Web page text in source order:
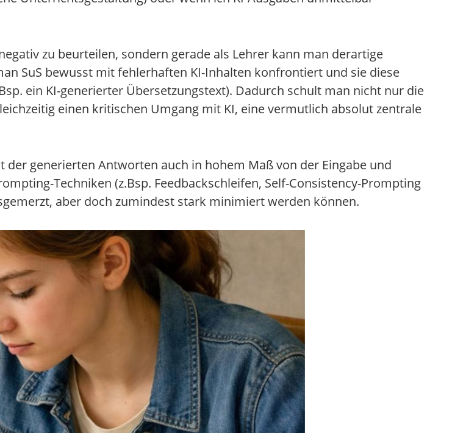
zu beurteilen, sondern gerade als Lehrer kann man derartige
SuS bewusst mit fehlerhaften KI-Inhalten konfrontiert und sie diese
ein KI-generierter Übersetzungstext). Dadurch schult man nicht nur die
einen kritischen Umgang mit KI, eine vermutlich absolut zentrale
generierten Antworten auch in hohem Maß von der Eingabe und
Techniken (z.Bsp. Feedbackschleifen, Self-Consistency-Prompting
aber doch zumindest stark minimiert werden können.